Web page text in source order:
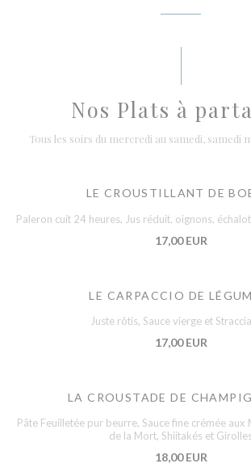
Nos Plats à
Tous les soirs du mercredi au samedi, samedi
LE CROUSTILLANT DE
Paleron cuit 24 heures, Jus réduit, oignons,
17,00 EUR
LE CARPACCIO DE
Juste rôtis, Sauce vierge et
17,00 EUR
LA CROUSTADE DE
Pâte Feuilletée pur beurre, Sauce fine crémée
de la Mort, Shiitakés et Girolles
18,00 EUR